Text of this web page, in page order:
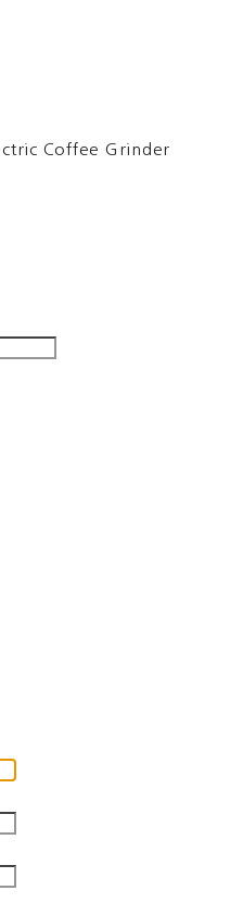
Coffee Grinder